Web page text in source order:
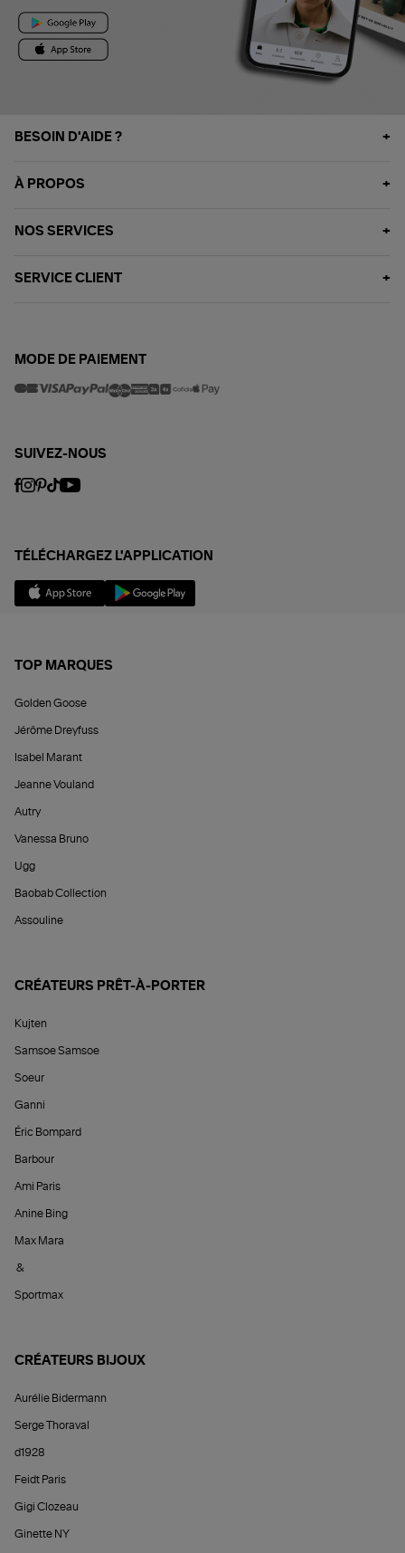
BESOIN D'AIDE ?
À PROPOS
NOS SERVICES
SERVICE CLIENT
MODE DE PAIEMENT
SUIVEZ-NOUS
TÉLÉCHARGEZ L'APPLICATION
TOP MARQUES
Golden Goose
Jérôme Dreyfuss
Isabel Marant
Jeanne Vouland
Autry
Vanessa Bruno
Ugg
Baobab Collection
Assouline
CRÉATEURS PRÊT-À-PORTER
Kujten
Samsoe Samsoe
Soeur
Ganni
Éric Bompard
Barbour
Ami Paris
Anine Bing
Max Mara
&
Sportmax
CRÉATEURS BIJOUX
Aurélie Bidermann
Serge Thoraval
d1928
Feidt Paris
Gigi Clozeau
Ginette NY